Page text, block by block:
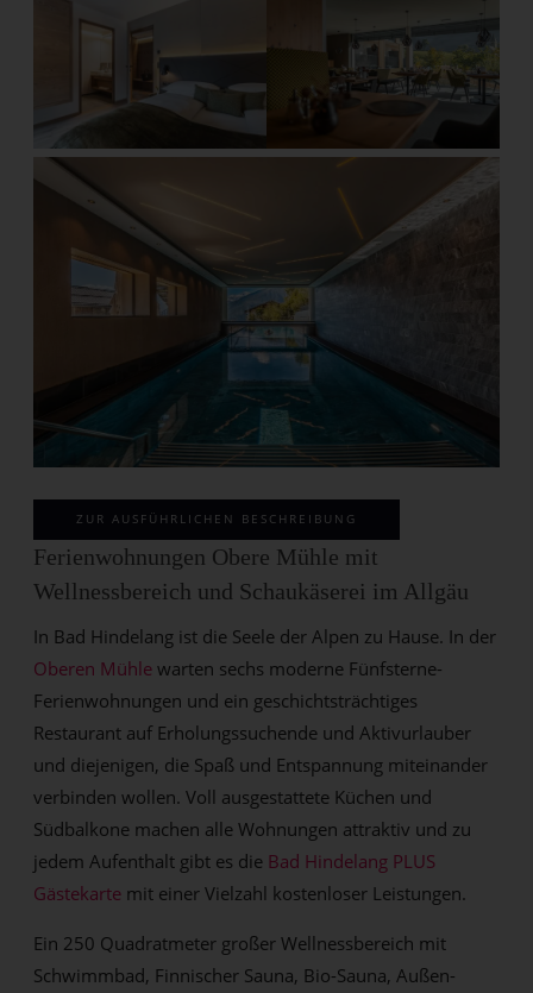
ZUR AUSFÜHRLICHEN BESCHREIBUNG
Ferienwohnungen Obere Mühle mit
Wellnessbereich und Schaukäserei im Allgäu
In Bad Hindelang ist die Seele der Alpen zu Hause. In der
Oberen Mühle warten sechs moderne Fünfsterne-
Ferienwohnungen und ein geschichtsträchtiges
Restaurant auf Erholungssuchende und Aktivurlauber
und diejenigen, die Spaß und Entspannung miteinander
verbinden wollen. Voll ausgestattete Küchen und
Südbalkone machen alle Wohnungen attraktiv und zu
jedem Aufenthalt gibt es die Bad Hindelang PLUS
Gästekarte mit einer Vielzahl kostenloser Leistungen.
Ein 250 Quadratmeter großer Wellnessbereich mit
Schwimmbad, Finnischer Sauna, Bio-Sauna, Außen-